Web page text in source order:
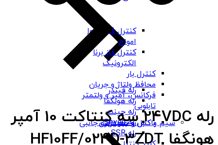
رله فیندر
رله هونگفا
رله چینت
رله Seven
رله SSR
کنترل فاز شیوا
امواج
کنترل فاز برنا
الکترونیک
کنترل بار
محافظ ولتاژ و جریان
فرکانس، آمپر و ولتمتر
تابلویی
باکس و جعبه برق
سیم و کابل و تجهیزات جانبی
رله 24VDC سه کنتاکت 10 آمپر
هونگفا HF10FF/024D-3ZDT